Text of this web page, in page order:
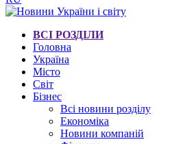
ВСІ РОЗДІЛИ
Головна
Україна
Місто
Світ
Бізнес
Всі новини розділу
Економіка
Новини компаній